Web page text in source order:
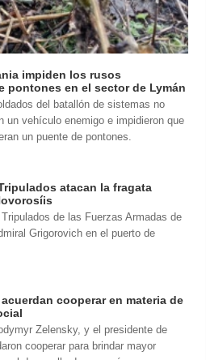
impiden los rusos
pontones en el sector de Lymán
del batallón de sistemas no
un vehículo enemigo e impidieron que
un puente de pontones.
atacan la fragata
de las Fuerzas Armadas de
Grigorovich en el puerto de
cooperar en materia de
Zelensky, y el presidente de
cooperar para brindar mayor